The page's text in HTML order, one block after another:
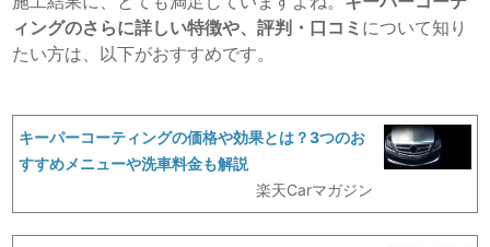
ィングのさらに詳しい特徴や、評判・口コミ について知り
たい方は、以下がおすすめです。
キーパーコーティングの価格や効果とは？3つのお
すすめメニューや洗車料金も解説
楽天Carマガジン